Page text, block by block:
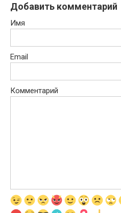
Добавить комментарий
Имя
Email
Комментарий